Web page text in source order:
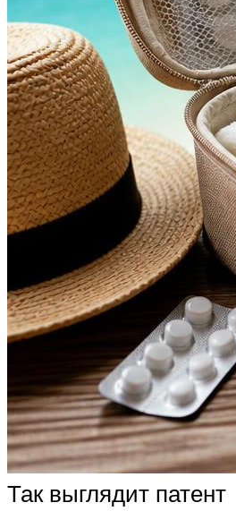
Так выглядит патент